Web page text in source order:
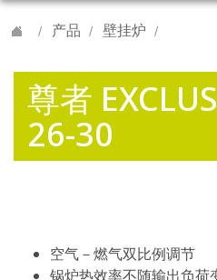
产品 壁挂炉
尊者
26-30
空气－燃气双比例调节
锅炉热效率不随输出负荷